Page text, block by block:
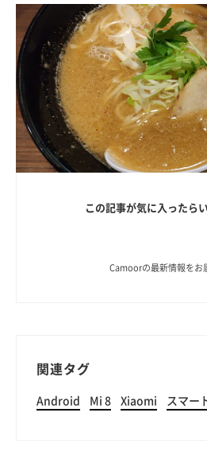
この記事が気に入ったら
Camoorの最新情報をお
関連タグ
Android Mi 8 Xiaomi スマー